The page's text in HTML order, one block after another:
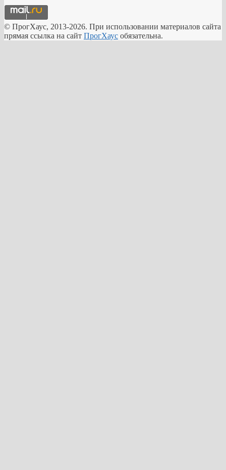
© ПрогХаус, 2013-2026. При использовании материалов сайта
прямая ссылка на сайт ПрогХаус обязательна.